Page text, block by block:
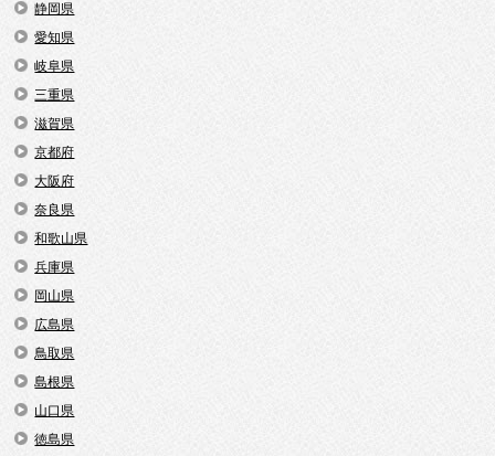
静岡県
愛知県
岐阜県
三重県
滋賀県
京都府
大阪府
奈良県
和歌山県
兵庫県
岡山県
広島県
鳥取県
島根県
山口県
徳島県